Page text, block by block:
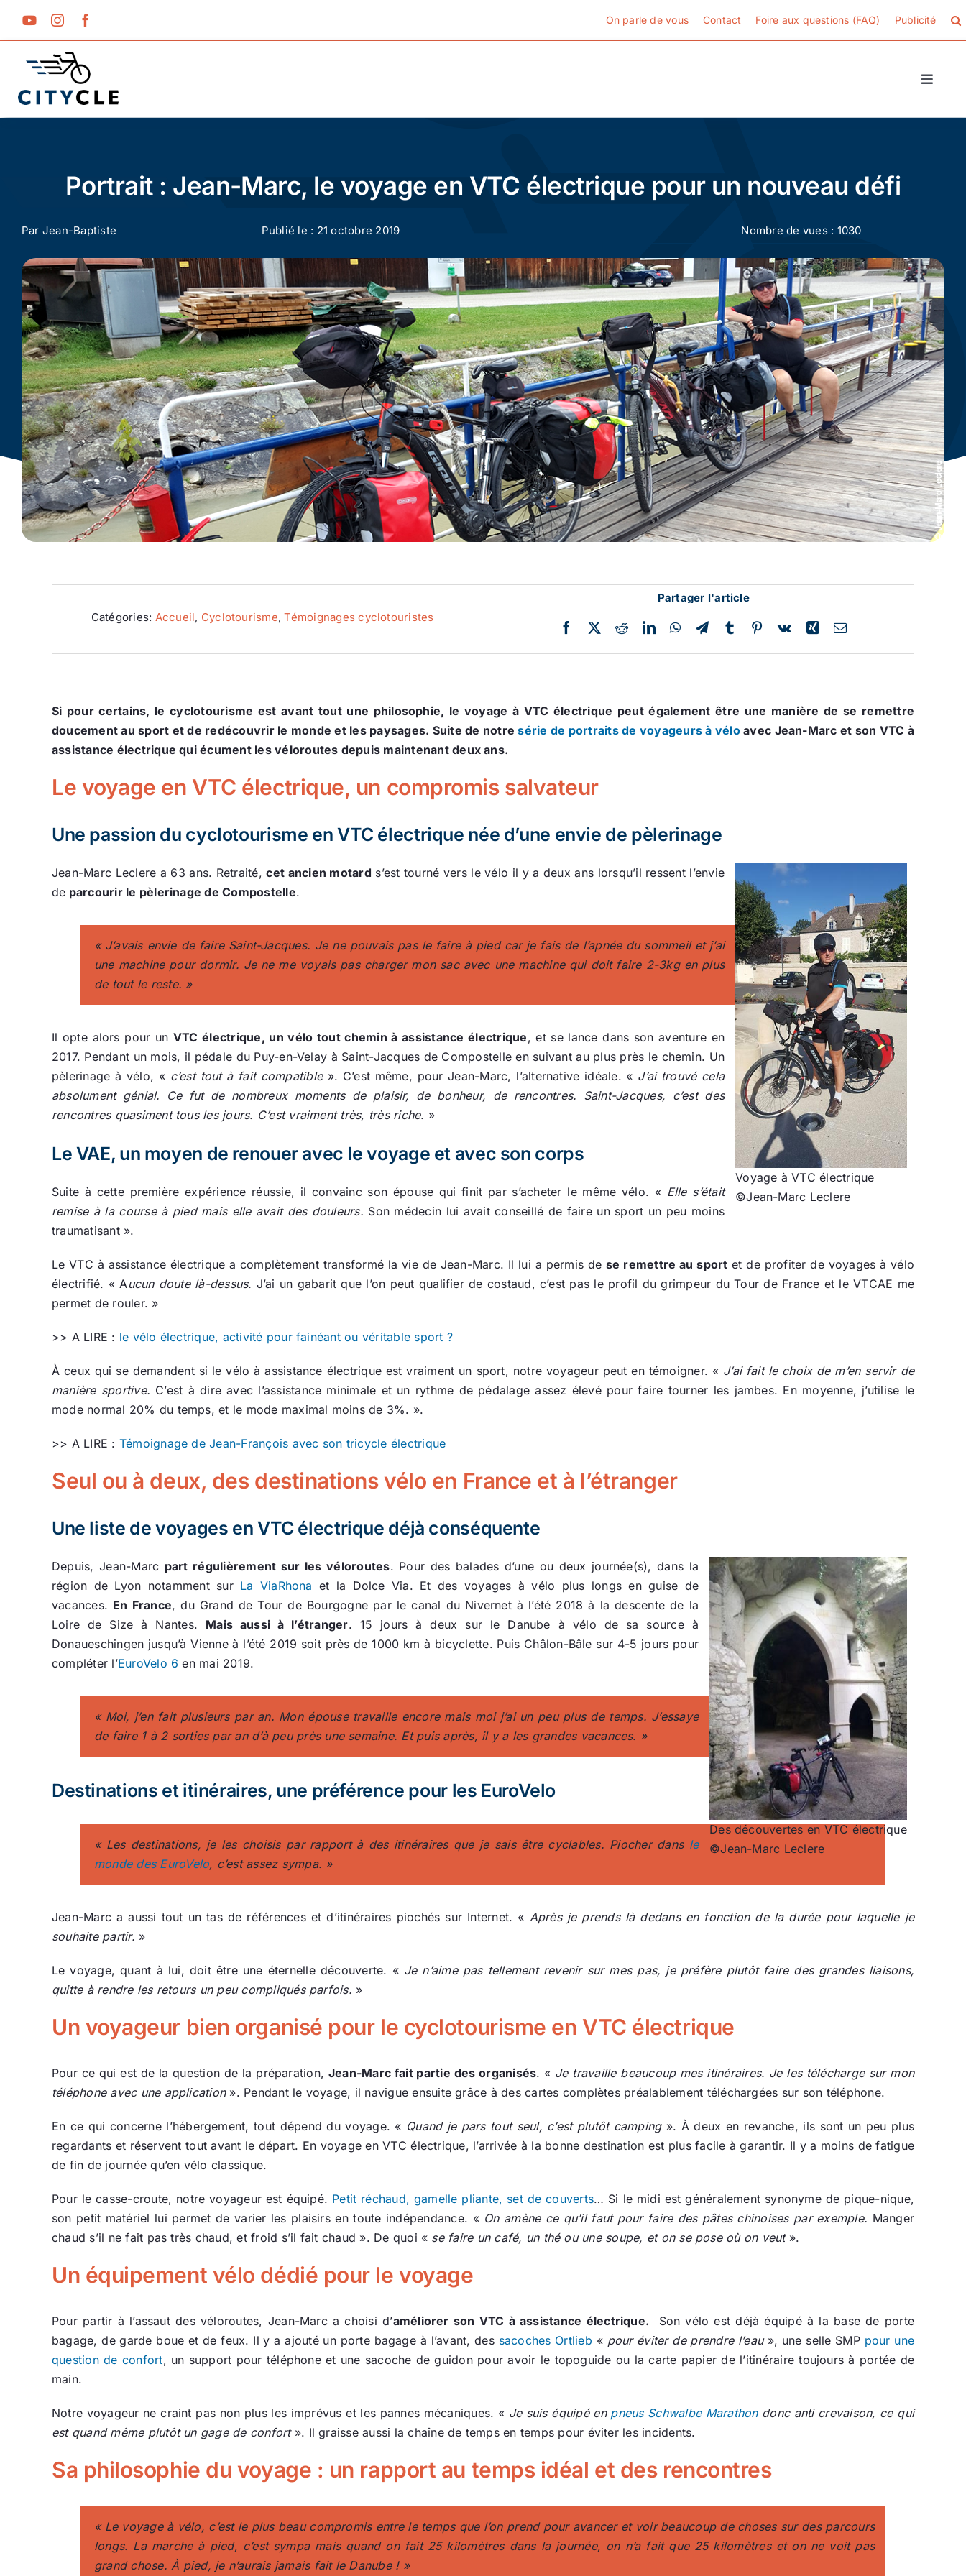
On parle de vous Contact Foire aux questions (FAQ) Publicité
Toggle
Cyclotourisme
Conseils
Actualité
Ecologie
Portrait : Jean-Marc, le voyage en VTC électrique pour un nouveau défi
Par Jean-Baptiste Publié le : 21 octobre 2019 Nombre de vues : 1030
Catégories: Accueil, Cyclotourisme,Témoignages cyclotouristes
Partager l'article
Si pour certains, le cyclotourisme est avant tout une philosophie, le voyage à VTC électrique peut également être une manière de se remettre
doucement au sport et de redécouvrir le monde et les paysages. Suite de notresérie de portraits de voyageurs à véloavec Jean-Marc et son VTC à
assistance électrique qui écument les véloroutes depuis maintenant deux ans.
Le voyage en VTC électrique, un compromis salvateur
Une passion du cyclotourisme en VTC électrique née d’une envie de pèlerinage
Voyage à VTC électrique
©Jean-Marc Leclere
Jean-Marc Leclere a 63 ans. Retraité,cet ancien motard s’est tourné vers le vélo il y a deux ans lorsqu’il ressent l’envie
de parcourir le pèlerinage de Compostelle.
« J’avais envie de faire Saint-Jacques. Je ne pouvais pas le faire à pied car je fais de l’apnée du sommeil et j’ai
une machine pour dormir. Je ne me voyais pas charger mon sac avec une machine qui doit faire 2-3kg en plus
de tout le reste. »
Il opte alors pour un VTC électrique, un vélo tout chemin à assistance électrique, et se lance dans son aventure en
2017. Pendant un mois, il pédale du Puy-en-Velay à Saint-Jacques de Compostelle en suivant au plus près le chemin. Un
pèlerinage à vélo, « c’est tout à fait compatible». C’est même, pour Jean-Marc, l’alternative idéale. « J’ai trouvé cela
absolument génial. Ce fut de nombreux moments de plaisir, de bonheur, de rencontres. Saint-Jacques, c’est des
rencontres quasiment tous les jours. C’est vraiment très, très riche. »
Le VAE, un moyen de renouer avec le voyage et avec son corps
Suite à cette première expérience réussie, il convainc son épouse qui finit par s’acheter le même vélo. « Elle s’était
remise à la course à pied mais elle avait des douleurs. Son médecin lui avait conseillé de faire un sport un peu moins
traumatisant ».
Le VTC à assistance électrique a complètement transformé la vie de Jean-Marc. Il lui a permis dese remettre au sport et de profiter de voyages à vélo
électrifié. « A ucun doute là-dessus. J’ai un gabarit que l’on peut qualifier de costaud, c’est pas le profil du grimpeur du Tour de France et le VTCAE me
permet de rouler. »
>> A LIRE : le vélo électrique, activité pour fainéant ou véritable sport ?
À ceux qui se demandent si le vélo à assistance électrique est vraiment un sport, notre voyageur peut en témoigner. « J’ai fait le choix de m’en servir de
manière sportive. C’est à dire avec l’assistance minimale et un rythme de pédalage assez élevé pour faire tourner les jambes. En moyenne, j’utilise le
mode normal 20% du temps, et le mode maximal moins de 3%. ».
>> A LIRE : Témoignage de Jean-François avec son tricycle électrique
Seul ou à deux, des destinations vélo en France et à l’étranger
Une liste de voyages en VTC électrique déjà conséquente
Des découvertes en VTC électrique
©Jean-Marc Leclere
Depuis, Jean-Marc part régulièrement sur les véloroutes. Pour des balades d’une ou deux journée(s), dans la
région de Lyon notamment sur La ViaRhona et la Dolce Via. Et des voyages à vélo plus longs en guise de
vacances. En France, du Grand de Tour de Bourgogne par le canal du Nivernet à l’été 2018 à la descente de la
Loire de Size à Nantes. Mais aussi à l’étranger. 15 jours à deux sur le Danube à vélo de sa source à
Donaueschingen jusqu’à Vienne à l’été 2019 soit près de 1000 km à bicyclette. Puis Châlon-Bâle sur 4-5 jours pour
compléter l’EuroVelo 6 en mai 2019.
« Moi, j’en fait plusieurs par an. Mon épouse travaille encore mais moi j’ai un peu plus de temps. J’essaye
de faire 1 à 2 sorties par an d’à peu près une semaine. Et puis après, il y a les grandes vacances. »
Destinations et itinéraires, une préférence pour les EuroVelo
« Les destinations, je les choisis par rapport à des itinéraires que je sais être cyclables. Piocher dans le
monde des EuroVelo, c’est assez sympa. »
Jean-Marc a aussi tout un tas de références et d’itinéraires piochés sur Internet. « Après je prends là dedans en fonction de la durée pour laquelle je
souhaite partir. »
Le voyage, quant à lui, doit être une éternelle découverte. « Je n’aime pas tellement revenir sur mes pas, je préfère plutôt faire des grandes liaisons,
quitte à rendre les retours un peu compliqués parfois. »
Un voyageur bien organisé pour le cyclotourisme en VTC électrique
Pour ce qui est de la question de la préparation, Jean-Marc fait partie des organisés. « Je travaille beaucoup mes itinéraires. Je les télécharge sur mon
téléphone avec une application». Pendant le voyage, il navigue ensuite grâce à des cartes complètes préalablement téléchargées sur son téléphone.
En ce qui concerne l’hébergement, tout dépend du voyage. « Quand je pars tout seul, c’est plutôt camping». À deux en revanche, ils sont un peu plus
regardants et réservent tout avant le départ. En voyage en VTC électrique, l’arrivée à la bonne destination est plus facile à garantir. Il y a moins de fatigue
de fin de journée qu’en vélo classique.
Pour le casse-croute, notre voyageur est équipé. Petit réchaud, gamelle pliante, set de couverts… Si le midi est généralement synonyme de pique-nique,
son petit matériel lui permet de varier les plaisirs en toute indépendance. « On amène ce qu’il faut pour faire des pâtes chinoises par exemple. Manger
chaud s’il ne fait pas très chaud, et froid s’il fait chaud ». De quoi « se faire un café, un thé ou une soupe, et on se pose où on veut».
Un équipement vélo dédié pour le voyage
Pour partir à l’assaut des véloroutes, Jean-Marc a choisi d’améliorer son VTC à assistance électrique.
Son vélo est déjà équipé à la base de porte
bagage, de garde boue et de feux. Il y a ajouté un porte bagage à l’avant, des sacoches Ortlieb « pour éviter de prendre l’eau», une selle SMP pour une
question de confort, un support pour téléphone et une sacoche de guidon pour avoir le topoguide ou la carte papier de l’itinéraire toujours à portée de
main.
Notre voyageur ne craint pas non plus les imprévus et les pannes mécaniques. « Je suis équipé en pneus Schwalbe Marathondonc anti crevaison, ce qui
est quand même plutôt un gage de confort». Il graisse aussi la chaîne de temps en temps pour éviter les incidents.
Sa philosophie du voyage : un rapport au temps idéal et des rencontres
«Le voyage à vélo, c’est le plus beau compromis entre le temps que l’on prend pour avancer et voir beaucoup de choses sur des parcours
longs. La marche à pied, c’est sympa mais quand on fait 25 kilomètres dans la journée, on n’a fait que 25 kilomètres et on ne voit pas
grand chose. À pied, je n’aurais jamais fait le Danube ! »